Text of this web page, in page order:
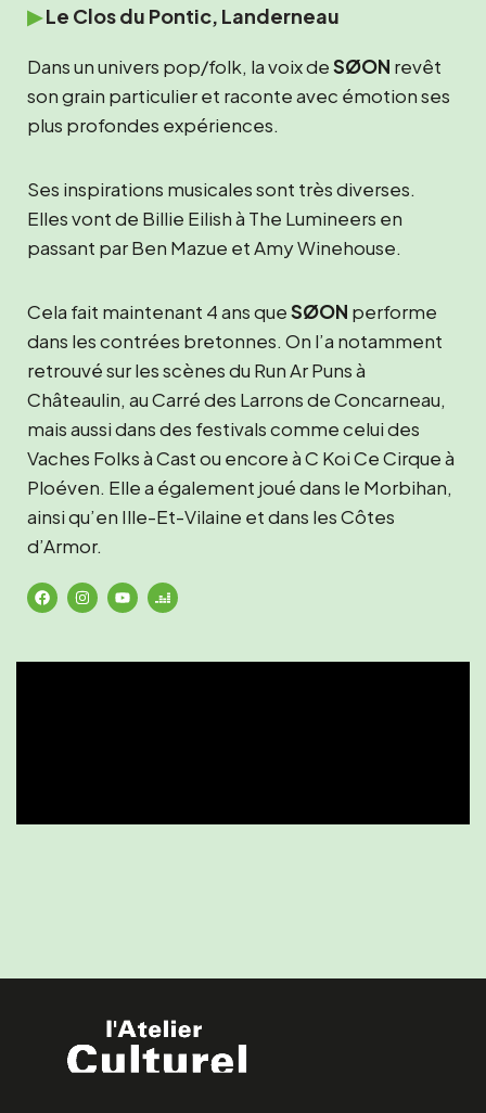
▶Le Clos du Pontic, Landerneau
Dans un univers pop/folk, la voix deSØON revêt
son grain particulier et raconte avec émotion ses
plus profondes expériences.
Ses inspirations musicales sont très diverses.
Elles vont de Billie Eilish à The Lumineers en
passant par Ben Mazue et Amy Winehouse.
Cela fait maintenant 4 ans queSØON performe
dans les contrées bretonnes. On l’a notamment
retrouvé sur les scènes du Run Ar Puns à
Châteaulin, au Carré des Larrons de Concarneau,
mais aussi dans des festivals comme celui des
Vaches Folks à Cast ou encore à C Koi Ce Cirque à
Ploéven. Elle a également joué dans le Morbihan,
ainsi qu’en Ille-Et-Vilaine et dans les Côtes
d’Armor.